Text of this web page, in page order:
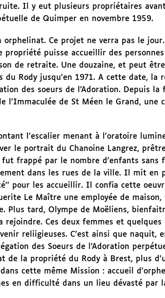
Il y eut plusieurs propriétaires
de Quimper en novembre 1959.
Ce projet ne verra pas le
propriété puisse accueillir des
de retraite. Une douzaine, et peut
Rody jusqu’en 1971. A cette date, la
des soeurs de l’Adoration. Depuis
l’Immaculée de St Méen le Grand, une
l’escalier menant à l’oratoire
le portrait du Chanoine Langrez,
fut frappé par le nombre d’enfants sans
dans les rues de la ville. Il mit en
pour les accueillir. Il confia cette
Le Maître une employée de
Plus tard, Olympe de Moëliens,
rejoindre. Ces deux femmes et quelques
reliigieuses. C’est ainsi que naquit,
des Soeurs de l’Adoration
de la propriété du Rody à Brest, plus
cette même Mission : accueil
en difficulté dans un lieu dévasté par